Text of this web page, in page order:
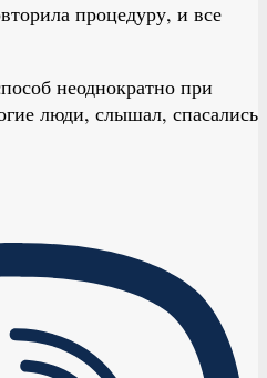
процедуру, и все
неоднократно при
люди, слышал, спасались